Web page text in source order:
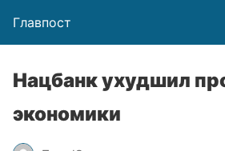
Главпост
Нацбанк ухудшил
экономики